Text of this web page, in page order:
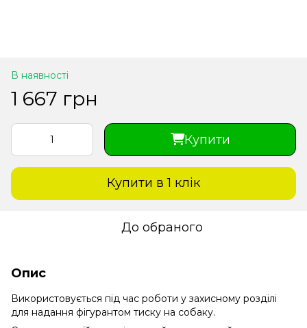
В наявності
1 667 грн
Купити
Купити в 1 клiк
До обраного
Опис
Використовується під час роботи у захисному розділі
для надання фігурантом тиску на собаку.